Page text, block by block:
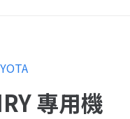
專用機